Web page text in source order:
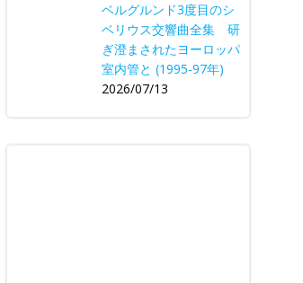
ベルグルンド3度目のシ
ベリウス交響曲全集 研
ぎ澄まされたヨーロッパ
室内管と (1995-97年)
2026/07/13